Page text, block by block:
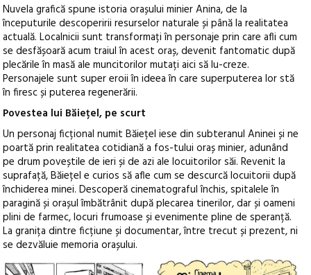
Nuvela grafică spune istoria orașului minier Anina, de la
începuturile descoperirii resurselor naturale și până la realitatea
actuală. Localnicii sunt transformați în personaje prin care afli cum
se desfășoară acum traiul în acest oraș, devenit fantomatic după
plecările în masă ale muncitorilor mutați aici să lu-creze.
Personajele sunt super eroii în ideea în care superputerea lor stă
în firesc și puterea regenerării.
Povestea lui Băiețel, pe scurt
Un personaj ficțional numit Băiețel iese din subteranul Aninei și ne
poartă prin realitatea cotidiană a fos-tului oraș minier, adunând
pe drum poveștile de ieri și de azi ale locuitorilor săi. Revenit la
suprafață, Băiețel e curios să afle cum se descurcă locuitorii după
închiderea minei. Descoperă cinematograful închis, spitalele în
paragină și orașul îmbătrânit după plecarea tinerilor, dar și oameni
plini de farmec, locuri frumoase și evenimente pline de speranță.
La granița dintre ficțiune și documentar, între trecut și prezent, ni
se dezvăluie memoria orașului.